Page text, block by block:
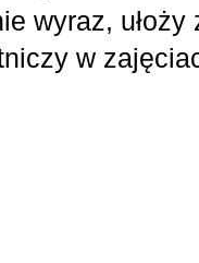
wyraz,
w